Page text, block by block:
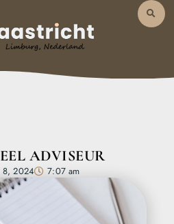
ADVISEUR
8, 2024 7:07 am